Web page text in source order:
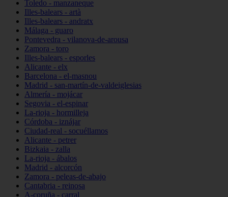
Toledo - manzaneque
Illes-balears - artà
Illes-balears - andratx
Málaga - guaro
Pontevedra - vilanova-de-arousa
Zamora - toro
Illes-balears - esporles
Alicante - elx
Barcelona - el-masnou
Madrid - san-martín-de-valdeiglesias
Almería - mojácar
Segovia - el-espinar
La-rioja - hormilleja
Córdoba - iznájar
Ciudad-real - socuéllamos
Alicante - petrer
Bizkaia - zalla
La-rioja - ábalos
Madrid - alcorcón
Zamora - peleas-de-abajo
Cantabria - reinosa
A-coruña - carral